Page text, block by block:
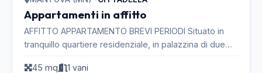
Appartamenti in affitto
AFFITTO APPARTAMENTO BREVI PERIODI Situato in
tranquillo quartiere residenziale, in palazzina di due
piani ,a pochi passi dal lago e comodo al centr...
45 mq
1 vani